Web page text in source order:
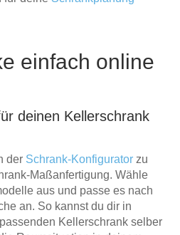
einfach online
deinen Kellerschrank
der Schrank-Konfigurator zu
Maßanfertigung. Wähle
aus und passe es nach
an. So kannst du dir in
Kellerschrank selber